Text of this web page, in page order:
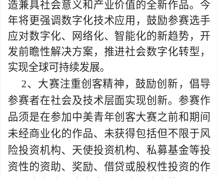
造兼具社会意义和产业价值的全新作品。今
年将更强调数字化技术应用，鼓励参赛选手
应对数字化、网络化、智能化的新趋势，开
发前瞻性解决方案，推进社会数字化转型，
实现全球可持续发展。
2、大赛注重创客精神，鼓励创新，倡导
参赛者在社会及技术层面实现创新。参赛作
品须是在参加中美青年创客大赛之前和期间
未经商业化的作品、未获得包括但不限于风
险投资机构、天使投资机构、私募基金等投
资性的资助、奖励、借贷或股权性投资的作